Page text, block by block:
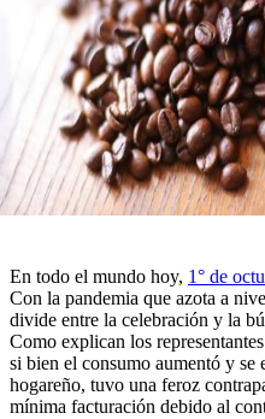
En todo el mundo hoy, 1° de
Con la pandemia que azota a
divide entre la celebración y la
Como explican los
si bien el consumo aumentó y
hogareño, tuvo una feroz
mínima facturación debido al